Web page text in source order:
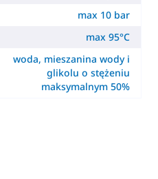
max 10 bar
max 95°C
woda, mieszanina wody i
glikolu o stężeniu
maksymalnym 50%